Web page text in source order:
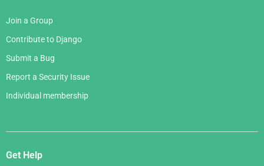
Join a Group
Contribute to Django
Submit a Bug
Report a Security Issue
Individual membership
Get Help